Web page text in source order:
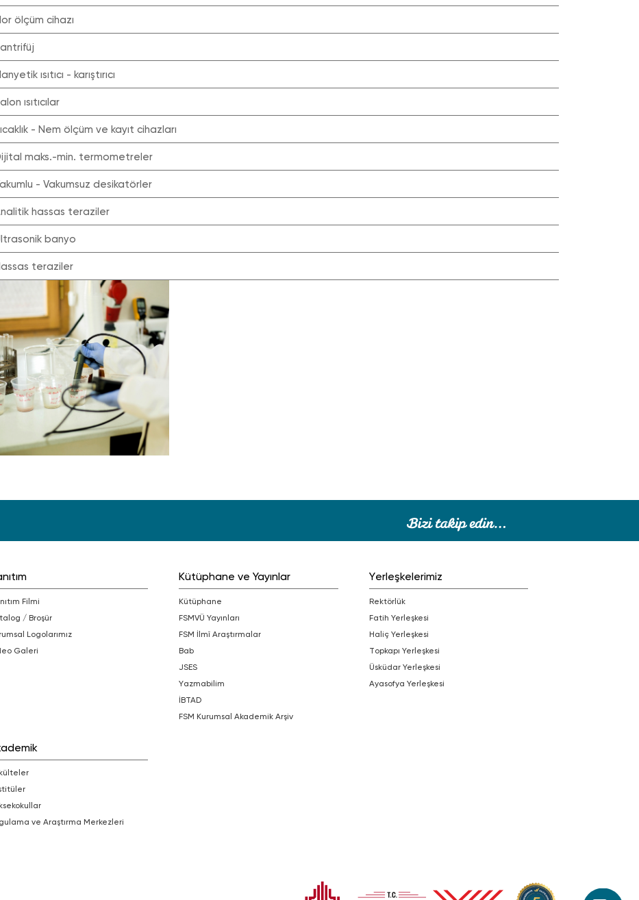
Klor ölçüm cihazı
Santrifüj
Manyetik ısıtıcı - karıştırıcı
Balon ısıtıcılar
Sıcaklık - Nem ölçüm ve kayıt cihazları
Dijital maks.-min. termometreler
Vakumlu - Vakumsuz desikatörler
Analitik hassas teraziler
Ultrasonik banyo
Hassas teraziler
Filmi
/ Broşür
Logolarımız
Galeri
Kütüphane ve Yayınlar
Kütüphane
FSMVÜ Yayınları
FSM İlmî Araştırmalar
bab
JSES
Yazmabilim
İBTAD
FSM Kurumsal Akademik Arşiv
Yerleşkelerimiz
Rektörlük
Fatih Yerleşkesi
Haliç Yerleşkesi
Topkapı Yerleşkesi
Üsküdar Yerleşkesi
Ayasofya Yerleşkesi
ve Araştırma Merkezleri